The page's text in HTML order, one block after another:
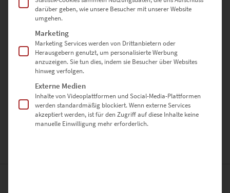
exklusiver Perspektive
Jetzt entdecken – und mit „Heslach
Night Skyline“ die Ruhe der Nacht in
Szene setzen.
Hinweis:Dieses Motiv ist auch zur Lizenzierung verfügbar –
kontaktiere uns dafür einfach über dasKontaktformular
darüber geben, wie unsere Besucher mit unserer Website
umgehen.
Marketing
Marketing Services werden von Drittanbietern oder
Herausgebern genutzt, um personalisierte Werbung
anzuzeigen. Sie tun dies, indem sie Besucher über Websites
hinweg verfolgen.
Externe Medien
Inhalte von Videoplattformen und Social-Media-Plattformen
werden standardmäßig blockiert. Wenn externe Services
akzeptiert werden, ist für den Zugriff auf diese Inhalte keine
manuelle Einwilligung mehr erforderlich.